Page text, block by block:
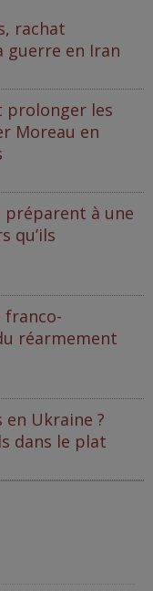
rachat
guerre en Iran
prolonger les
Moreau en
préparent à une
qu’ils
franco-
réarmement
Ukraine ?
dans le plat